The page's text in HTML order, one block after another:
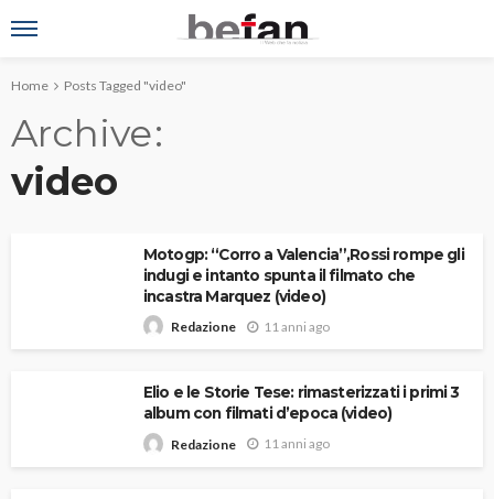
Home Posts Tagged "video"
Archive
video
Motogp: “Corro a Valencia”,Rossi rompe gli
indugi e intanto spunta il filmato che
incastra Marquez (video)
Redazione 11 anni ago
Elio e le Storie Tese: rimasterizzati i primi 3
album con filmati d’epoca (video)
Redazione 11 anni ago